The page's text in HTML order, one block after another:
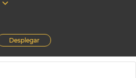
Desplegar